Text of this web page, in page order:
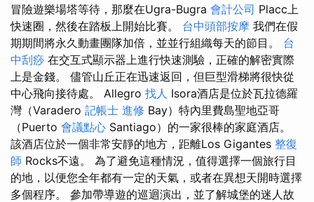
冒險遊樂場塔等待，那麼在Ugra-Bugra 會計公司 Placc上
快速圈，然後在踏板上開始比賽。 台中頭部按摩 我們在假
期期間將永久動畫團隊加倍，並並行組織每天的節目。 台
中刮痧 在交互式顯示器上進行快速測驗，正確的解密實際
上是金錢。 儘管山丘正在迅速返回，但巨型滑梯將很快從
中心飛向接待處。 Allegro 找人 Isora酒店是位於瓦拉德羅
灣（Varadero 記帳士 進修 Bay）特內里費島聖地亞哥
（Puerto 會議點心 Santiago）的一家很棒的家庭酒店。
該酒店位於一個非常安靜的地方，距離Los Gigantes 整復
師 Rocks不遠。 為了避免這種情況，值得選擇一個旅行目
的地，以便您全年都有一定的天氣，或者在異想天開時選擇
多個程序。 參加帶導遊的巡迴演出，並了解城堡的迷人故